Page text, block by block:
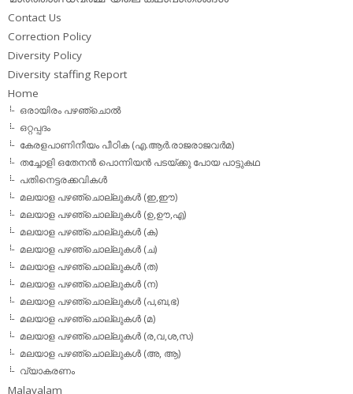
Contact Us
Correction Policy
Diversity Policy
Diversity staffing Report
Home
ഒരായിരം പഴഞ്ചൊല്‍
ഒറ്റപ്പദം
കേരളപാണിനീയം പീഠിക (എ.ആര്‍.രാജരാജവര്‍മ)
തച്ചോളി ഒതേനൻ പൊന്നിയൻ പടയ്‌ക്കു പോയ പാട്ടുകഥ
പതിനെട്ടരക്കവികള്‍
മലയാള പഴഞ്ചൊല്ലുകള്‍ (ഇ,ഈ)
മലയാള പഴഞ്ചൊല്ലുകള്‍ (ഉ,ഊ,എ)
മലയാള പഴഞ്ചൊല്ലുകള്‍ (ക)
മലയാള പഴഞ്ചൊല്ലുകള്‍ (ച)
മലയാള പഴഞ്ചൊല്ലുകള്‍ (ത)
മലയാള പഴഞ്ചൊല്ലുകള്‍ (ന)
മലയാള പഴഞ്ചൊല്ലുകള്‍ (പ,ബ,ഭ)
മലയാള പഴഞ്ചൊല്ലുകള്‍ (മ)
മലയാള പഴഞ്ചൊല്ലുകള്‍ (ര,വ,ശ,സ)
മലയാള പഴഞ്ചൊല്ലുകൾ (അ, ആ)
വ്യാകരണം
Malayalam